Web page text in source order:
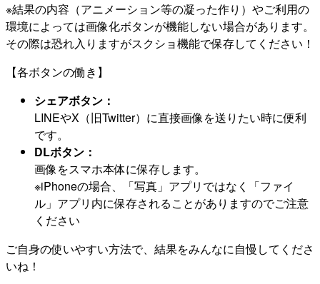
※結果の内容（アニメーション等の凝った作り）やご利用の
環境によっては画像化ボタンが機能しない場合があります。
その際は恐れ入りますがスクショ機能で保存してください！
【各ボタンの働き】
シェアボタン：
LINEやX（旧Twitter）に直接画像を送りたい時に便利
です。
DLボタン：
画像をスマホ本体に保存します。
※iPhoneの場合、「写真」アプリではなく「ファイ
ル」アプリ内に保存されることがありますのでご注意
ください
ご自身の使いやすい方法で、結果をみんなに自慢してくださ
いね！